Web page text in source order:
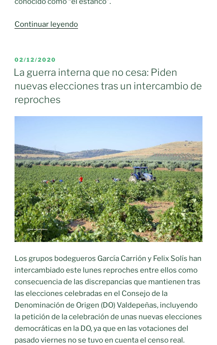
Continuar leyendo«Recuerdos
PUBLICADO
EL
02/12/2020
La guerra interna que no cesa: Piden
nuevas elecciones tras un intercambio de
reproches
Los grupos bodegueros García Carrión y Felix Solís han
intercambiado este lunes reproches entre ellos como
consecuencia de las discrepancias que mantienen tras
las elecciones celebradas en el Consejo de la
Denominación de Origen (DO) Valdepeñas, incluyendo
la petición de la celebración de unas nuevas elecciones
democráticas en la DO, ya que en las votaciones del
pasado viernes no se tuvo en cuenta el censo real.